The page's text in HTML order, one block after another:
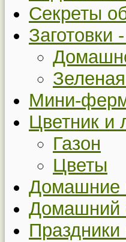
Секреты
Заготовки
Мини-
Цветник
Газон
Цветы
Домашние
Домашний
Праздники